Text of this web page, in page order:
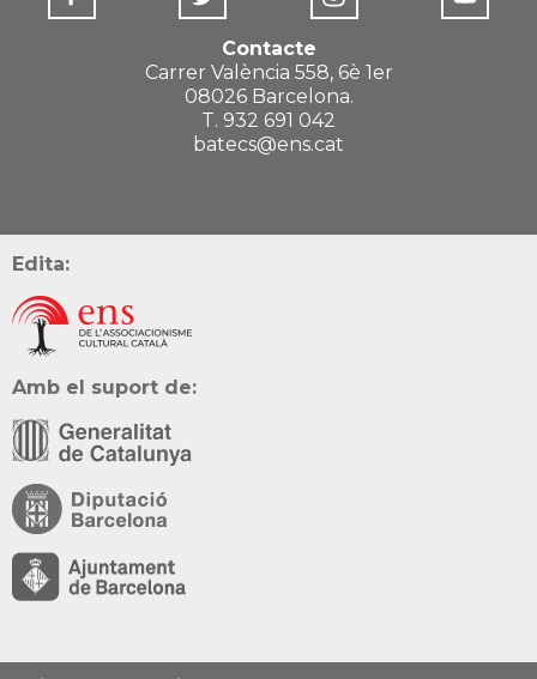
Contacte
Carrer València 558, 6è 1er
08026 Barcelona.
T. 932 691 042
batecs@ens.cat
Edita:
Amb el suport de: